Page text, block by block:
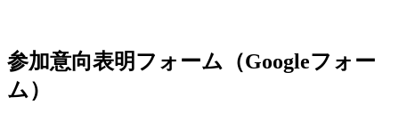
参加意向表明フォーム（Googleフォー
ム）